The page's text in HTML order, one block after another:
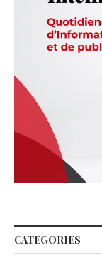
CATEGORIES